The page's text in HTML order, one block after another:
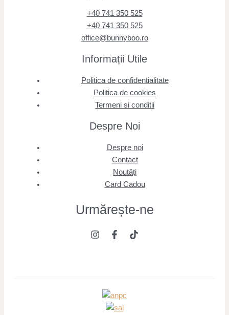
+40 741 350 525
+40 741 350 525
office@bunnyboo.ro
Informații Utile
Politica de confidentialitate
Politica de cookies
Termeni si conditii
Despre Noi
Despre noi
Contact
Noutăți
Card Cadou
Urmărește-ne